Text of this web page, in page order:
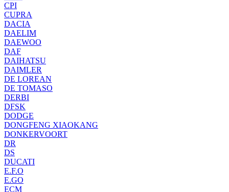
CPI
CUPRA
DACIA
DAELIM
DAEWOO
DAF
DAIHATSU
DAIMLER
DE LOREAN
DE TOMASO
DERBI
DFSK
DODGE
DONGFENG XIAOKANG
DONKERVOORT
DR
DS
DUCATI
E.F.O
E.GO
ECM